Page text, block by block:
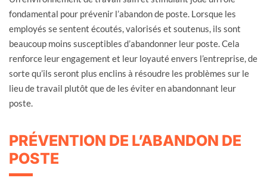
fondamental pour prévenir l’abandon de poste. Lorsque les
employés se sentent écoutés, valorisés et soutenus, ils sont
beaucoup moins susceptibles d’abandonner leur poste. Cela
renforce leur engagement et leur loyauté envers l’entreprise, de
sorte qu’ils seront plus enclins à résoudre les problèmes sur le
lieu de travail plutôt que de les éviter en abandonnant leur
poste.
PRÉVENTION DE L’ABANDON DE
POSTE